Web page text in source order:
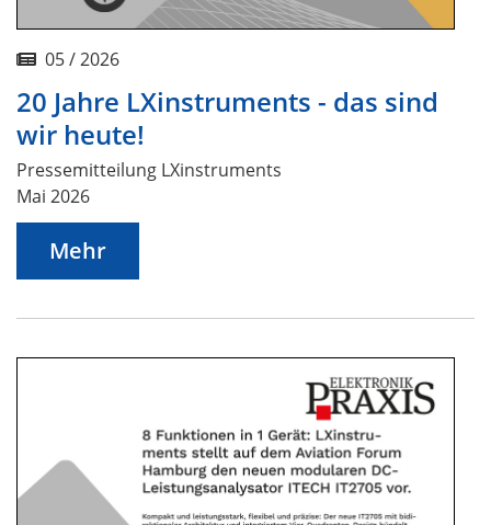
05 / 2026
20 Jahre LXinstruments - das sind
wir heute!
Pressemitteilung LXinstruments
Mai 2026
Mehr